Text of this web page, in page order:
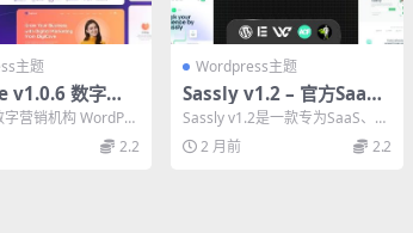
主题
v1.0.6 数字营
主题
营销机构 WordPre
软件与服务的理想
2.2
Wordpress主题
Sassly v1.2 – 官方Saa
S、AI与科技创业WordPr
ess主题必备
Sassly v1.2是一款专为SaaS、AI
和科技创业公司打造的WordPr
e...2 月前 2.2